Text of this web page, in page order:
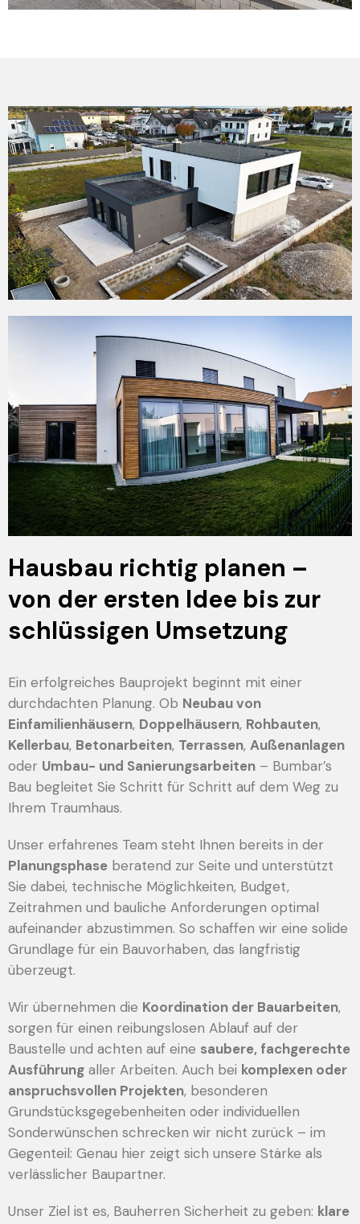
Hausbau richtig planen –
von der ersten Idee bis zur
schlüssigen Umsetzung
Ein erfolgreiches Bauprojekt beginnt mit einer
durchdachten Planung. Ob Neubau von
Einfamilienhäusern, Doppelhäusern, Rohbauten,
Kellerbau, Betonarbeiten, Terrassen, Außenanlagen
oder Umbau- und Sanierungsarbeiten – Bumbar’s
Bau begleitet Sie Schritt für Schritt auf dem Weg zu
Ihrem Traumhaus.
Unser erfahrenes Team steht Ihnen bereits in der
Planungsphase beratend zur Seite und unterstützt
Sie dabei, technische Möglichkeiten, Budget,
Zeitrahmen und bauliche Anforderungen optimal
aufeinander abzustimmen. So schaffen wir eine solide
Grundlage für ein Bauvorhaben, das langfristig
überzeugt.
Wir übernehmen die Koordination der Bauarbeiten,
sorgen für einen reibungslosen Ablauf auf der
Baustelle und achten auf eine saubere, fachgerechte
Ausführung aller Arbeiten. Auch bei komplexen oder
anspruchsvollen Projekten, besonderen
Grundstücksgegebenheiten oder individuellen
Sonderwünschen schrecken wir nicht zurück – im
Gegenteil: Genau hier zeigt sich unsere Stärke als
verlässlicher Baupartner.
Unser Ziel ist es, Bauherren Sicherheit zu geben: klare